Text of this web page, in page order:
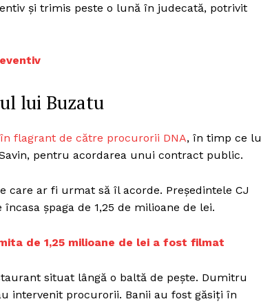
şi trimis peste o lună în judecată, potrivit
lui Buzatu
flagrant de către procurorii DNA, în timp ce
pentru acordarea unui contract public.
care ar fi urmat să îl acorde. Președintele CJ
șpaga de 1,25 de milioane de lei.
de 1,25 milioane de lei a fost filmat
situat lângă o baltă de pește. Dumitru
intervenit procurorii. Banii au fost găsiți în